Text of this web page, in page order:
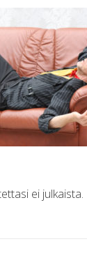
ei julkaista.